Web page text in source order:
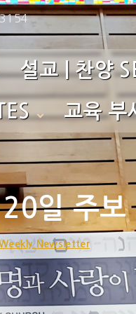
설교 | 찬양
주일예배 설교
성가대 찬양
찬양팀 찬양
특별 찬양
특별 집회
특별 영상
교육 부
영아부
유치부
초등부
중고등부
청년부
일 주보
Newsletter